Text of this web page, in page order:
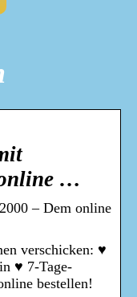
…
– Dem online
verschicken: ♥
♥ 7-Tage-
bestellen!